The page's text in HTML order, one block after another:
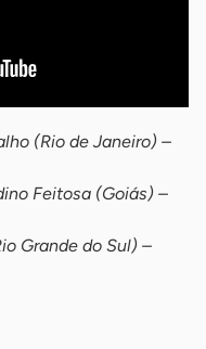
(Rio de Janeiro) –
Feitosa (Goiás) –
Grande do Sul) –